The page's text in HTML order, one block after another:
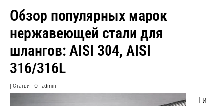
Обзор популярных марок
нержавеющей стали для
шлангов: AISI 304, AISI
316/316L
Статьи | От admin
Ги